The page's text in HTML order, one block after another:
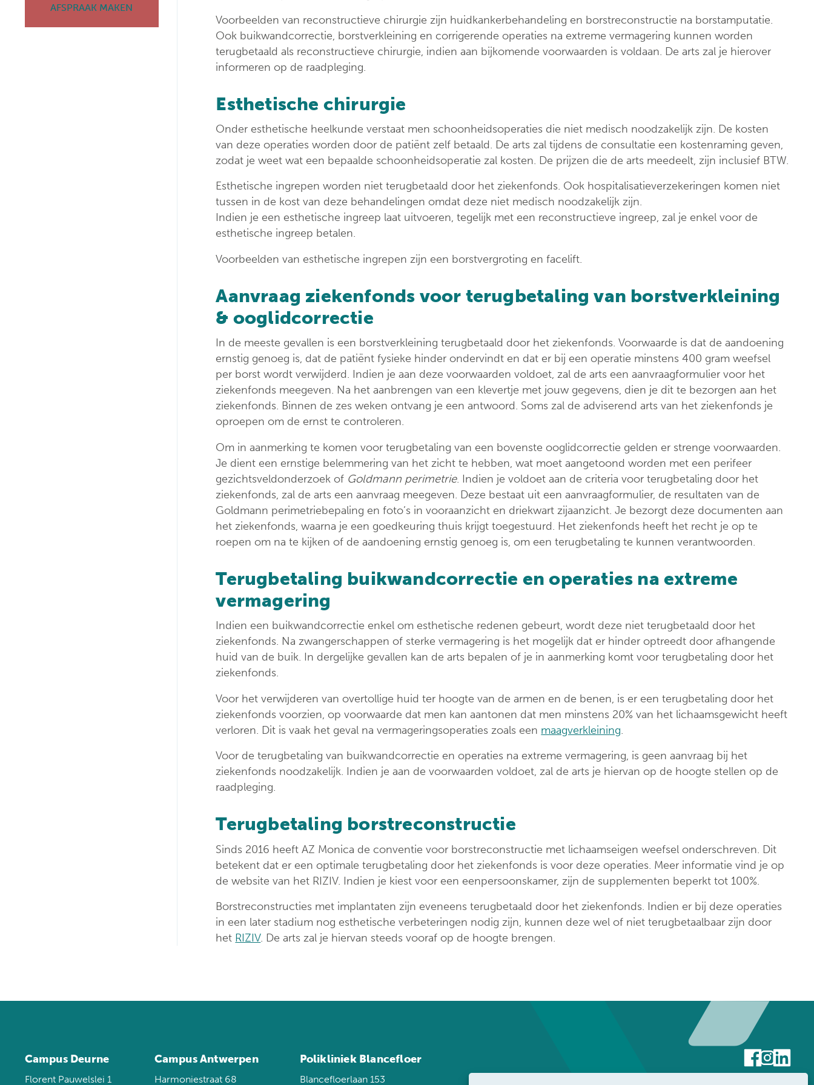
Labo
anatomopathologie
AFSPRAAK MAKEN
Voorbeelden van reconstructieve chirurgie zijn huidkankerbehandeling en borstreconstructie na borstamputatie.
Ook buikwandcorrectie, borstverkleining en corrigerende operaties na extreme vermagering kunnen worden
terugbetaald als reconstructieve chirurgie, indien aan bijkomende voorwaarden is voldaan. De arts zal je hierover
informeren op de raadpleging.
Esthetische chirurgie
Onder esthetische heelkunde verstaat men schoonheidsoperaties die niet medisch noodzakelijk zijn. De kosten
van deze operaties worden door de patiënt zelf betaald. De arts zal tijdens de consultatie een kostenraming geven,
zodat je weet wat een bepaalde schoonheidsoperatie zal kosten. De prijzen die de arts meedeelt, zijn inclusief BTW.
Esthetische ingrepen worden niet terugbetaald door het ziekenfonds. Ook hospitalisatieverzekeringen komen niet
tussen in de kost van deze behandelingen omdat deze niet medisch noodzakelijk zijn.
Indien je een esthetische ingreep laat uitvoeren, tegelijk met een reconstructieve ingreep, zal je enkel voor de
esthetische ingreep betalen.
Voorbeelden van esthetische ingrepen zijn een borstvergroting en facelift.
Aanvraag ziekenfonds voor terugbetaling van borstverkleining
& ooglidcorrectie
In de meeste gevallen is een borstverkleining terugbetaald door het ziekenfonds. Voorwaarde is dat de aandoening
ernstig genoeg is, dat de patiënt fysieke hinder ondervindt en dat er bij een operatie minstens 400 gram weefsel
per borst wordt verwijderd. Indien je aan deze voorwaarden voldoet, zal de arts een aanvraagformulier voor het
ziekenfonds meegeven. Na het aanbrengen van een klevertje met jouw gegevens, dien je dit te bezorgen aan het
ziekenfonds. Binnen de zes weken ontvang je een antwoord. Soms zal de adviserend arts van het ziekenfonds je
oproepen om de ernst te controleren.
Om in aanmerking te komen voor terugbetaling van een bovenste ooglidcorrectie gelden er strenge voorwaarden.
Je dient een ernstige belemmering van het zicht te hebben, wat moet aangetoond worden met een perifeer
gezichtsveldonderzoek of Goldmann perimetrie. Indien je voldoet aan de criteria voor terugbetaling door het
ziekenfonds, zal de arts een aanvraag meegeven. Deze bestaat uit een aanvraagformulier, de resultaten van de
Goldmann perimetriebepaling en foto’s in vooraanzicht en driekwart zijaanzicht. Je bezorgt deze documenten aan
het ziekenfonds, waarna je een goedkeuring thuis krijgt toegestuurd. Het ziekenfonds heeft het recht je op te
roepen om na te kijken of de aandoening ernstig genoeg is, om een terugbetaling te kunnen verantwoorden.
Terugbetaling buikwandcorrectie en operaties na extreme
vermagering
Indien een buikwandcorrectie enkel om esthetische redenen gebeurt, wordt deze niet terugbetaald door het
ziekenfonds. Na zwangerschappen of sterke vermagering is het mogelijk dat er hinder optreedt door afhangende
huid van de buik. In dergelijke gevallen kan de arts bepalen of je in aanmerking komt voor terugbetaling door het
ziekenfonds.
Voor het verwijderen van overtollige huid ter hoogte van de armen en de benen, is er een terugbetaling door het
ziekenfonds voorzien, op voorwaarde dat men kan aantonen dat men minstens 20% van het lichaamsgewicht heeft
verloren. Dit is vaak het geval na vermageringsoperaties zoals een maagverkleining.
Voor de terugbetaling van buikwandcorrectie en operaties na extreme vermagering, is geen aanvraag bij het
ziekenfonds noodzakelijk. Indien je aan de voorwaarden voldoet, zal de arts je hiervan op de hoogte stellen op de
raadpleging.
Terugbetaling borstreconstructie
Sinds 2016 heeft AZ Monica de conventie voor borstreconstructie met lichaamseigen weefsel onderschreven. Dit
betekent dat er een optimale terugbetaling door het ziekenfonds is voor deze operaties. Meer informatie vind je op
de website van het RIZIV. Indien je kiest voor een eenpersoonskamer, zijn de supplementen beperkt tot 100%.
Borstreconstructies met implantaten zijn eveneens terugbetaald door het ziekenfonds. Indien er bij deze operaties
in een later stadium nog esthetische verbeteringen nodig zijn, kunnen deze wel of niet terugbetaalbaar zijn door
het RIZIV. De arts zal je hiervan steeds vooraf op de hoogte brengen.
Campus Deurne
Florent Pauwelslei 1
Campus Antwerpen
Harmoniestraat 68
Polikliniek Blancefloer
Blancefloerlaan 153